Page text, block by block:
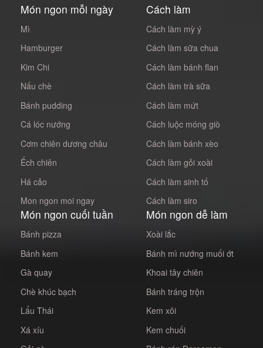
Món ngon mỗi ngày
Mì
Hamburger
Kim Chi
Nấu chè
Bánh pudding
Cá lóc nướng
Cơm chiên dương châu
Ếch chiên
Há cảo
Mon ngon moi ngay
Cách làm
Cách làm mỳ ý
Cách làm sữa chua
Cách làm bánh flan
Cách làm trà sữa
Cách làm mứt
Cách luộc móng giò
Cách làm bánh xèo
Cách làm gỏi xoài
Cách làm sinh tố
Cách làm siro
Món ngon cuối tuần
Bánh pizza
Bánh kem
Gà quay
Chè khúc bạch
Lẩu Thái
Xá xíu
Món ngon dễ làm
Xoài lắc
Bánh mì nướng muối ớt
Khoai tây chiên
Bánh tráng trộn
Kem xôi
Kem chuối